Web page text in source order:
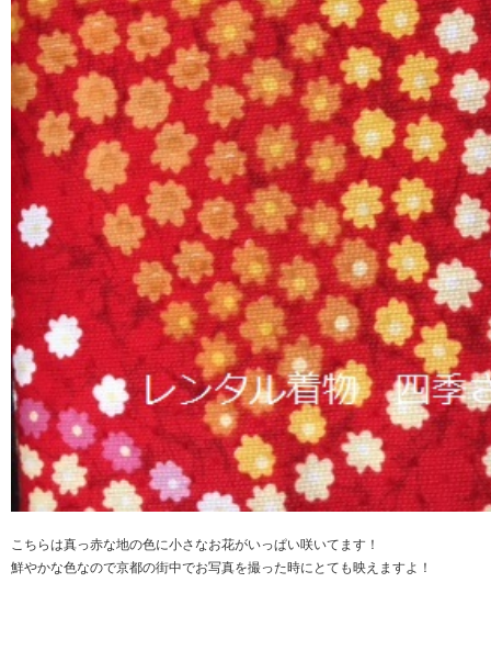
こちらは真っ赤な地の色に小さなお花がいっぱい咲いてます！
鮮やかな色なので京都の街中でお写真を撮った時にとても映えますよ！